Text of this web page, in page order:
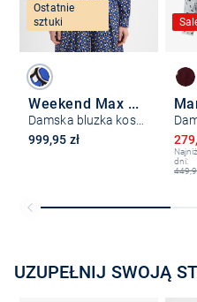
Ostatnie
sztuki
Weekend Max Mara
Damska bluzka koszulowa - Ragtime
999,95 zł
dni:
UZUPEŁNIJ SWOJĄ